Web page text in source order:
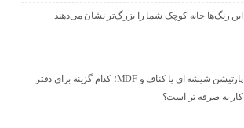
این رنگ‌ها خانه کوچک شما را بزرگ‌تر نشان می‌دهند
پارتیشن شیشه ای یا کناف و MDF؛ کدام گزینه برای دفتر
کار به صرفه تر است؟